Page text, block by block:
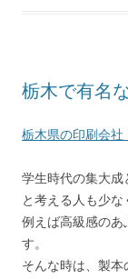
栃木で有名
栃木県の印刷会社
学生時代の集大成
と考える人も少な
例えば高級感のあ
す。
そんな時は、製